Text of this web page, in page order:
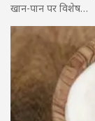
खान-पान पर विशेष…